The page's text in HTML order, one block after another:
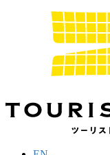
移
動
ン
に